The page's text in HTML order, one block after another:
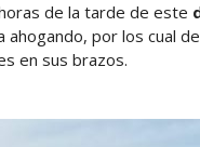
de la tarde de este
ahogando, por los cual
en sus brazos.